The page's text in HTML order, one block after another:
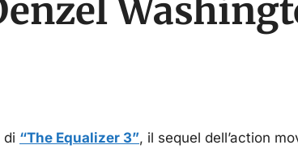
di “The Equalizer 3”, il sequel dell’action